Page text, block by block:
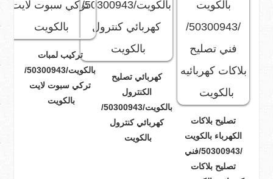
تصليح بلاكات
الكهرباء بالكويت
/50300943/فني
تصليح بلاكات
كهربائي تصليح
الكنترول
بالكويت/50300943/
كهربائي كنترول
بالكويت
تركيب لمبات
بالكويت/50300943/
تركي سبوت لايت
بالكويت